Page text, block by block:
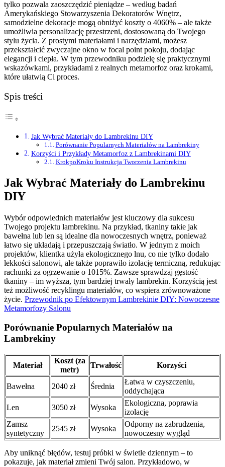
tylko pozwala zaoszczędzić pieniądze – według badań
Amerykańskiego Stowarzyszenia Dekoratorów Wnętrz,
samodzielne dekoracje mogą obniżyć koszty o 4060% – ale także
umożliwia personalizację przestrzeni, dostosowaną do Twojego
stylu życia. Z prostymi materiałami i narzędziami, możesz
przekształcić zwyczajne okno w focal point pokoju, dodając
elegancji i ciepła. W tym przewodniku podzielę się praktycznymi
wskazówkami, przykładami z realnych metamorfoz oraz krokami,
które ułatwią Ci proces.
Spis treści
Jak Wybrać Materiały do Lambrekinu DIY
Porównanie Popularnych Materiałów na Lambrekiny
Korzyści i Przykłady Metamorfoz z Lambrekinami DIY
KrokpoKroku Instrukcja Tworzenia Lambrekinu
Jak Wybrać Materiały do Lambrekinu
DIY
Wybór odpowiednich materiałów jest kluczowy dla sukcesu
Twojego projektu lambrekinu. Na przykład, tkaniny takie jak
bawełna lub len są idealne dla nowoczesnych wnętrz, ponieważ
łatwo się układają i przepuszczają światło. W jednym z moich
projektów, klientka użyła ekologicznego lnu, co nie tylko dodało
lekkości salonowi, ale także poprawiło izolację termiczną, redukując
rachunki za ogrzewanie o 1015%. Zawsze sprawdzaj gęstość
tkaniny – im wyższa, tym bardziej trwały lambrekin. Korzyścią jest
też możliwość recyklingu materiałów, co wspiera zrównoważone
życie. Przewodnik po Efektownym Lambrekinie DIY: Nowoczesne
Metamorfozy Salonu
Porównanie Popularnych Materiałów na
Lambrekiny
Materiał
Koszt (za
metr)
Trwałość Korzyści
Bawełna 2040 zł Średnia
Łatwa w czyszczeniu,
oddychająca
Len
3050 zł Wysoka
Ekologiczna, poprawia
izolację
Zamsz
syntetyczny
2545 zł Wysoka
Odporny na zabrudzenia,
nowoczesny wygląd
Aby uniknąć błędów, testuj próbki w świetle dziennym – to
pokazuje, jak materiał zmieni Twój salon. Przykładowo, w